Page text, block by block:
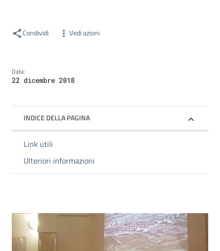
Condividi Vedi azioni
Data:
22 dicembre 2018
INDICE DELLA PAGINA
Link utili
Ulteriori informazioni